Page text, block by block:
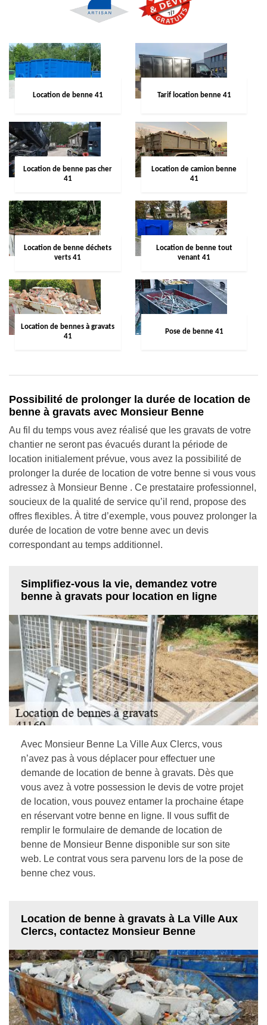
Location de benne 41 Tarif location benne 41
Location de benne pas cher
41
Location de camion benne
41
Location de benne déchets
verts 41
Location de benne tout
venant 41
Location de bennes à gravats
41
Pose de benne 41
Possibilité de prolonger la durée de location de
benne à gravats avec Monsieur Benne
Au fil du temps vous avez réalisé que les gravats de votre
chantier ne seront pas évacués durant la période de
location initialement prévue, vous avez la possibilité de
prolonger la durée de location de votre benne si vous vous
adressez à Monsieur Benne . Ce prestataire professionnel,
soucieux de la qualité de service qu’il rend, propose des
offres flexibles. À titre d’exemple, vous pouvez prolonger la
durée de location de votre benne avec un devis
correspondant au temps additionnel.
Simplifiez-vous la vie, demandez votre
benne à gravats pour location en ligne
Avec Monsieur Benne La Ville Aux Clercs, vous
n’avez pas à vous déplacer pour effectuer une
demande de location de benne à gravats. Dès que
vous avez à votre possession le devis de votre projet
de location, vous pouvez entamer la prochaine étape
en réservant votre benne en ligne. Il vous suffit de
remplir le formulaire de demande de location de
benne de Monsieur Benne disponible sur son site
web. Le contrat vous sera parvenu lors de la pose de
benne chez vous.
Location de benne à gravats à La Ville Aux
Clercs, contactez Monsieur Benne